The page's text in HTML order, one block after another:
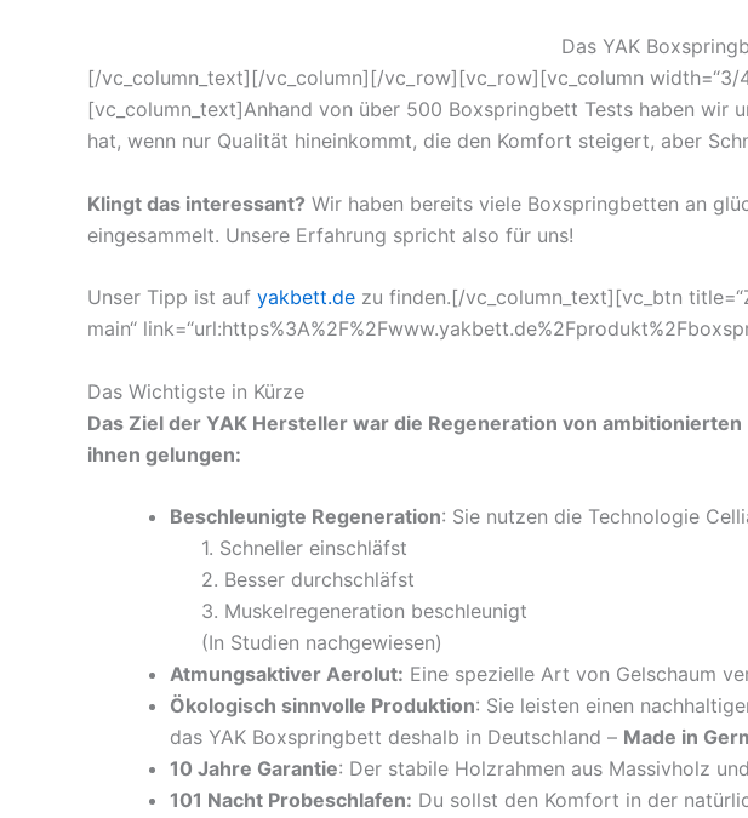
Das YAK
[/vc_column_text][/vc_column][/vc_row][vc_row][vc_column width=“3/
[vc_column_text]Anhand von über 500 Boxspringbett Tests haben wir
hat, wenn nur Qualität hineinkommt, die den Komfort steigert, aber
Klingt das interessant? Wir haben bereits viele Boxspringbetten an
eingesammelt. Unsere Erfahrung spricht also für uns!
Unser Tipp ist auf yakbett.de zu finden.[/vc_column_text][vc_btn
main“
Das Wichtigste in Kürze
Das Ziel der YAK Hersteller war die Regeneration von
ihnen gelungen:
Beschleunigte Regeneration: Sie nutzen die Technologie
1. Schneller einschläfst
2. Besser durchschläfst
3. Muskelregeneration beschleunigt
(In Studien nachgewiesen)
Atmungsaktiver Aerolut: Eine spezielle Art von Gelschaum
Ökologisch sinnvolle Produktion: Sie leisten einen
das YAK Boxspringbett deshalb in Deutschland – Made in
10 Jahre Garantie: Der stabile Holzrahmen aus Massivholz
101 Nacht Probeschlafen: Du sollst den Komfort in der